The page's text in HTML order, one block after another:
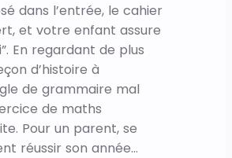
dans l’entrée, le cahier
et votre enfant assure
En regardant de plus
d’histoire à
de grammaire mal
de maths
Pour un parent, se
réussir son année…